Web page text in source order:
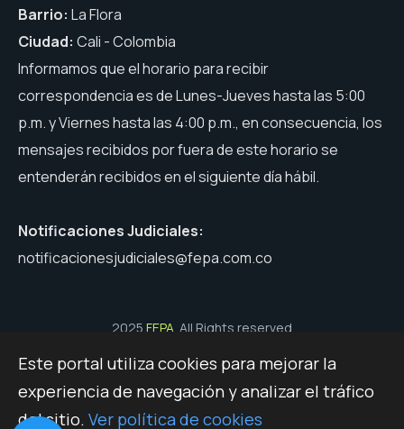
Barrio: La Flora
Ciudad: Cali - Colombia
Informamos que el horario para recibir
correspondencia es de Lunes-Jueves hasta las 5:00
p.m. y Viernes hasta las 4:00 p.m., en consecuencia, los
mensajes recibidos por fuera de este horario se
entenderán recibidos en el siguiente día hábil.
Notificaciones Judiciales:
notificacionesjudiciales@fepa.com.co
2025 FEPA . All Rights reserved
Políticas de Seguridad, Términos y Condiciones de Uso
Mapa del Sitio
Este portal utiliza cookies para mejorar la
experiencia de navegación y analizar el tráfico
del sitio. Ver política de cookies